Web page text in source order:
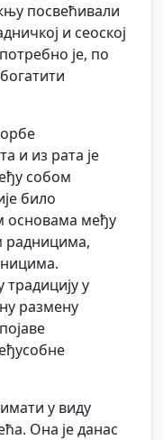
посвећивали
и сеоској
је, по
и из рата је
собом
било
основама међу
радницима,
у
размену
у виду
Она је данас